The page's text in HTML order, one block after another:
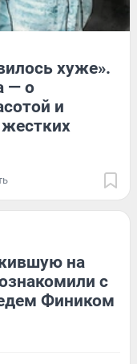
хуже».
— о
и
на
с
Фиником